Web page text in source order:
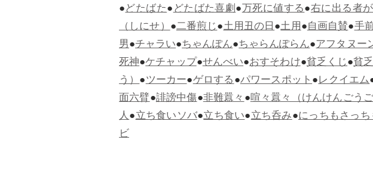
●どたばた●どたばた喜劇●万死に値する●右に出る者
（しにせ）●二番煎じ●土用丑の日●土用●自画自賛●手
男●チャラい●ちゃんぽん●ちゃらんぽらん●アフタヌー
死神●ケチャップ●せんべい●おすそわけ●貧乏くじ●貧
う）●ツーカー●ゲロする●パワースポット●レクイエム
面六臂●誹謗中傷●非難囂々●喧々囂々（けんけんごう
人●立ち食いソバ●立ち食い●立ち呑み●にっちもさっ
ビ